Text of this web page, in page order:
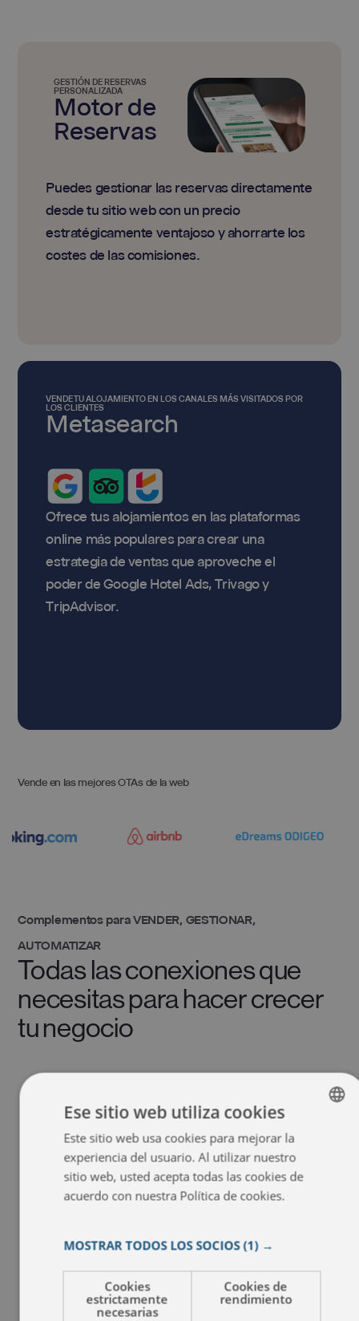
GESTIÓN DE RESERVAS
PERSONALIZADA
Motor de
Reservas
Puedes gestionar las reservas directamente
desde tu sitio web con un precio
estratégicamente ventajoso y ahorrarte los
costes de las comisiones.
VENDE TU ALOJAMIENTO EN LOS CANALES MÁS VISITADOS POR
LOS CLIENTES
Metasearch
Ofrece tus alojamientos en las plataformas
online más populares para crear una
estrategia de ventas que aproveche el
poder de Google Hotel Ads, Trivago y
TripAdvisor.
Vende en las mejores OTAs de la web
Complementos para VENDER, GESTIONAR,
AUTOMATIZAR
Todas las conexiones que
necesitas para hacer crecer
tu negocio
Ese sitio web utiliza cookies
Este sitio web usa cookies para mejorar la
experiencia del usuario. Al utilizar nuestro
sitio web, usted acepta todas las cookies de
acuerdo con nuestra Política de cookies.
MOSTRAR TODOS LOS SOCIOS (1) →
Cookies
estrictamente
necesarias
Cookies de
rendimiento